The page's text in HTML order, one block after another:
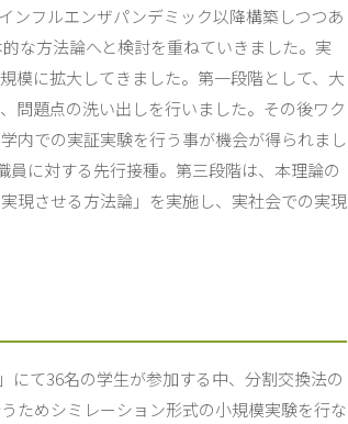
ンフルエンザパンデミック以降構築しつつあ
な方法論へと検討を重ねていきました。実
模に拡大してきました。第一段階として、大
問題点の洗い出しを行いました。その後ワク
内での実証実験を行う事が機会が得られまし
に対する先行接種。第三段階は、本理論の
現させる方法論」を実施し、実社会での実現
て36名の学生が参加する中、分割交換法の
ためシミレーション形式の小規模実験を行な